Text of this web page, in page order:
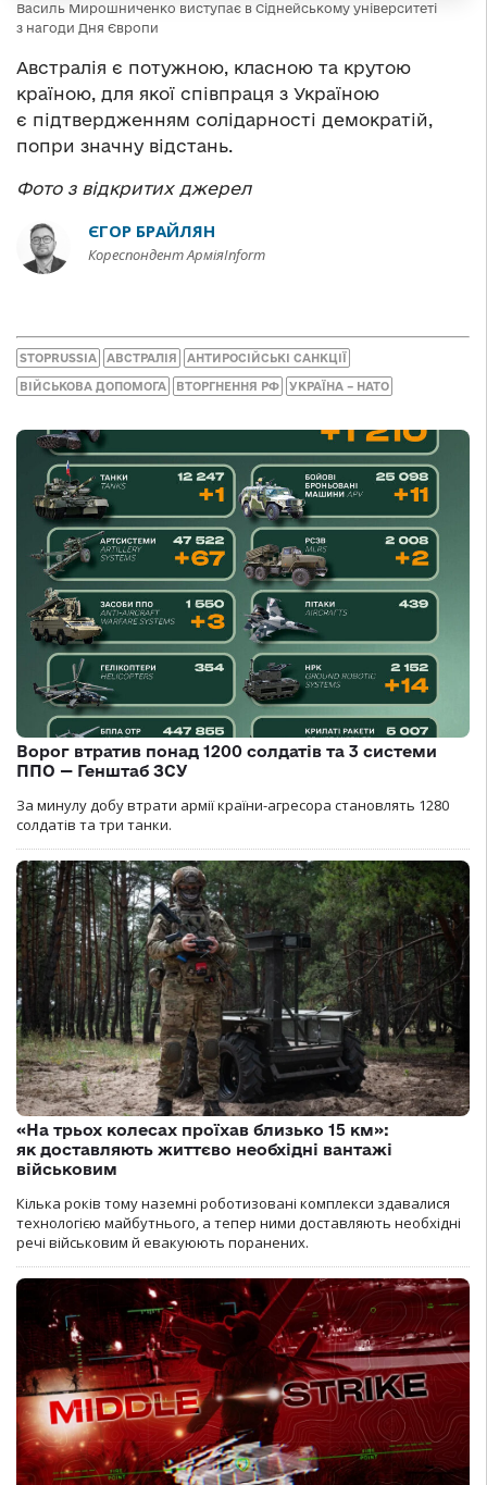
Василь Мирошниченко виступає в Сіднейському університеті
з нагоди Дня Європи
Австралія є потужною, класною та крутою
країною, для якої співпраця з Україною
є підтвердженням солідарності демократій,
попри значну відстань.
Фото з відкритих джерел
ЄГОР БРАЙЛЯН
Кореспондент АрміяInform
STOPRUSSIA АВСТРАЛІЯ АНТИРОСІЙСЬКІ САНКЦІЇ
ВІЙСЬКОВА ДОПОМОГА ВТОРГНЕННЯ РФ УКРАЇНА – НАТО
Ворог втратив понад 1200 солдатів та 3 системи
ППО — Генштаб ЗСУ
За минулу добу втрати армії країни-агресора становлять 1280
солдатів та три танки.
«На трьох колесах проїхав близько 15 км»:
як доставляють життєво необхідні вантажі
військовим
Кілька років тому наземні роботизовані комплекси здавалися
технологією майбутнього, а тепер ними доставляють необхідні
речі військовим й евакуюють поранених.